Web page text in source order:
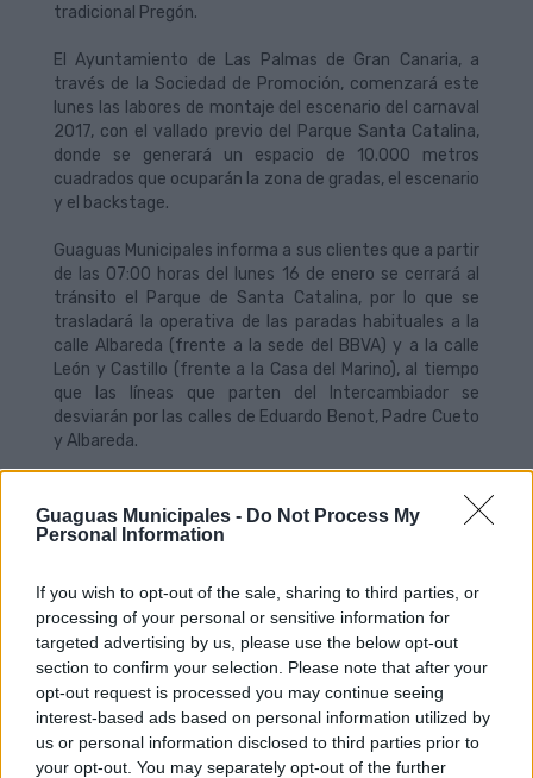
Guaguas Municipales - Do Not Process My
Personal Information
If you wish to opt-out of the sale, sharing to third parties, or
processing of your personal or sensitive information for
targeted advertising by us, please use the below opt-out
section to confirm your selection. Please note that after your
opt-out request is processed you may continue seeing
interest-based ads based on personal information utilized by
us or personal information disclosed to third parties prior to
your opt-out. You may separately opt-out of the further
tradicional Pregón.
El Ayuntamiento de Las Palmas de Gran Canaria, a
través de la Sociedad de Promoción, comenzará este
lunes las labores de montaje del escenario del carnaval
2017, con el vallado previo del Parque Santa Catalina,
donde se generará un espacio de 10.000 metros
cuadrados que ocuparán la zona de gradas, el escenario
y el backstage.
Guaguas Municipales informa a sus clientes que a partir
de las 07:00 horas del lunes 16 de enero se cerrará al
tránsito el Parque de Santa Catalina, por lo que se
trasladará la operativa de las paradas habituales a la
calle Albareda (frente a la sede del BBVA) y a la calle
León y Castillo (frente a la Casa del Marino), al tiempo
que las líneas que parten del Intercambiador se
desviarán por las calles de Eduardo Benot, Padre Cueto
y Albareda.
para el transporte público hasta el 15 de marzo, fecha
en la que se prevé finalicen las labores de desmontaje y
volverá a recuperar su aspecto original. Durante este
tiempo, las líneas 1, 2, 12, 21, 22, 24, 26, 33, 41, 44, 45,
47, 81, Luna 1 y Luna 2, trasladarán sus paradas a la
calle Albareda y a la calle León y Castillo, tras circular
por el paso subterráneo que existe bajo el Parque
Santa Catalina. En las paradas temporales, habrá
habilitados bancos para mejorar la zona de espera de
los usuarios de la empresa de transporte público.